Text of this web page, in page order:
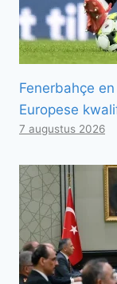
Fenerbahçe
Europese
7 augustus 2026